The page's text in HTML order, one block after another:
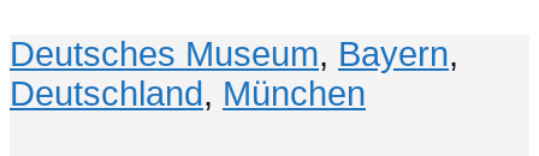
Deutsches Museum, Bayern,
Deutschland, München